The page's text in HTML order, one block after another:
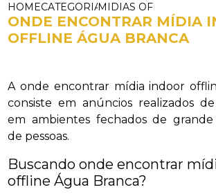
HOMECATEGORIASMIDIAS
ONDE ENCONTRAR MÍDIA
OFFLINE ÁGUA BRANCA
A onde encontrar mídia indoor
consiste em anúncios realizados
em ambientes fechados de
de pessoas.
Buscando onde encontrar
offline Água Branca?